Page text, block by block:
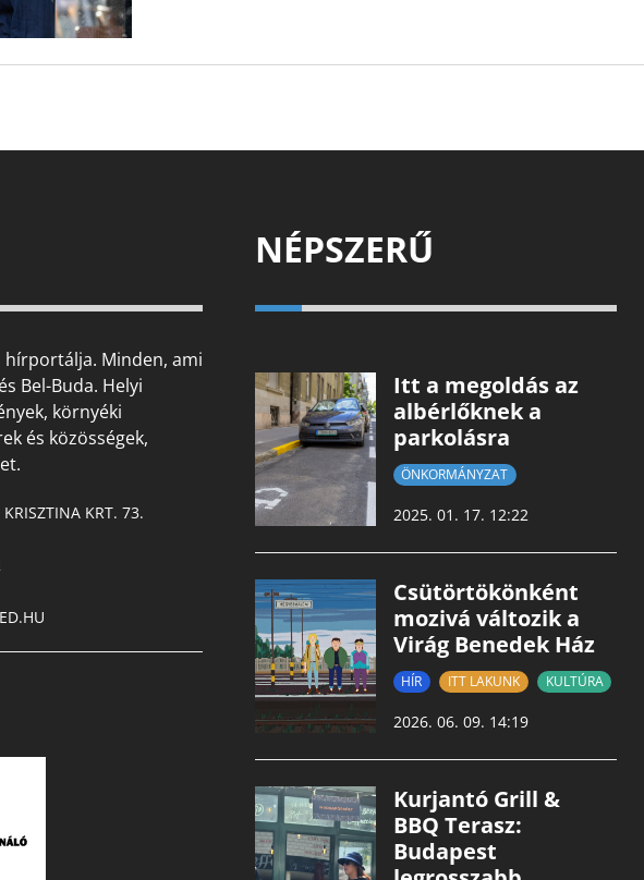
hírportálja. Minden, ami
Bel-Buda. Helyi
környéki
és közösségek,
KRT. 73.
NÉPSZERŰ
Itt a megoldás az
albérlőknek a
parkolásra
ÖNKORMÁNYZAT
2025. 01. 17. 12:22
Csütörtökönként
mozivá változik a
Virág Benedek Ház
HÍR ITT LAKUNK KULTÚRA
2026. 06. 09. 14:19
Kurjantó Grill &
BBQ Terasz:
Budapest